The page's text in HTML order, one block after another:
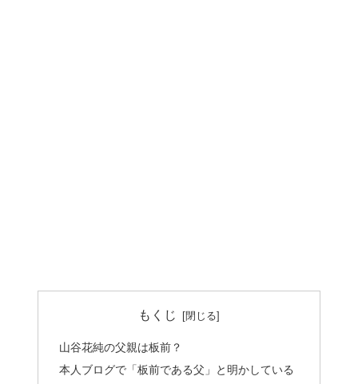
もくじ
山谷花純の父親は板前？
本人ブログで「板前である父」と明かしている